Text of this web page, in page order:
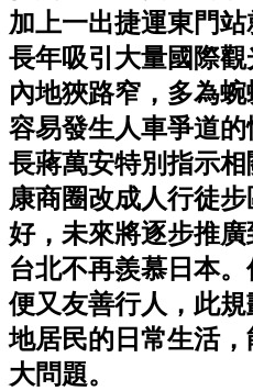
加上一出捷運東門站
長年吸引大量國際
內地狹路窄，多為
容易發生人車爭道
長蔣萬安特別指示
康商圈改成人行徒
好，未來將逐步推
台北不再羨慕日本
便又友善行人，此
地居民的日常生活
大問題。